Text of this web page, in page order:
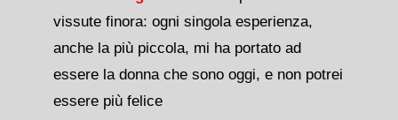
vissute finora: ogni singola esperienza,
anche la più piccola, mi ha portato ad
essere la donna che sono oggi, e non potrei
essere più felice